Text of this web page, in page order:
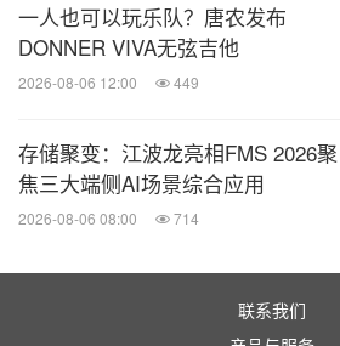
一人也可以玩乐队？唐农发布
DONNER VIVA无弦吉他
2026-08-06 12:00 449
存储聚变：江波龙亮相FMS 2026聚
焦三大端侧AI场景综合应用
2026-08-06 08:00 714
联系我们